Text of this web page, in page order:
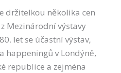
držitelkou několika cen
Mezinárodní výstavy
let se účastní výstav,
happeningů v Londýně,
republice a zejména